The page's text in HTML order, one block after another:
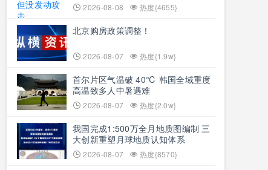
2026-08-08 热度{4655}
北京购房政策调整！
2026-08-07 热度{1.9w}
首尔片区气温破 40℃ 韩国全域重度
高温致多人中暑遇难
2026-08-07 热度{2.0w}
我国完成1:500万全月地质图编制 三
大创新重塑月球地质认知体系
2026-08-07 热度{8570}